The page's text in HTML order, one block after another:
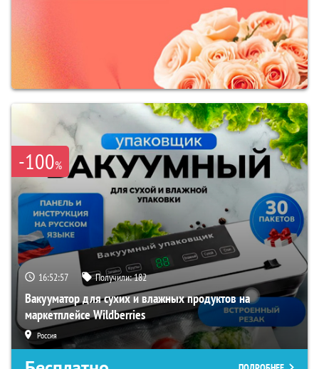
-100%
16:52:56 Получили:182
Вакууматор для сухих и влажных продуктов на
маркетплейсе Wildberries
Россия